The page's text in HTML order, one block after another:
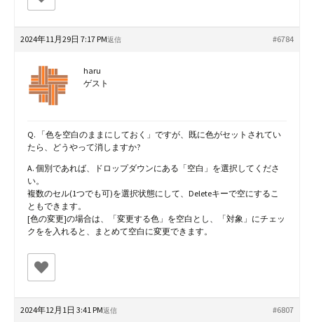
2024年11月29日 7:17 PM #6784
返信
haru
ゲスト
Q. 「色を空白のままにしておく」ですが、既に色がセットされてい
たら、どうやって消しますか?
A. 個別であれば、ドロップダウンにある「空白」を選択してくださ
い。
複数のセル(1つでも可)を選択状態にして、Deleteキーで空にするこ
ともできます。
[色の変更]の場合は、「変更する色」を空白とし、「対象」にチェッ
クをを入れると、まとめて空白に変更できます。
2024年12月1日 3:41 PM #6807
返信